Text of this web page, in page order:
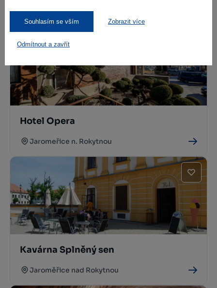
Souhlasím se vším Zobrazit více
Odmítnout a zavřít
Jaroměřice n. Rokytnou
Hotel Opera
Jaromeřice n. Rokytnou
Kavárna Splněný sen
Jaroměřice nad Rokytnou